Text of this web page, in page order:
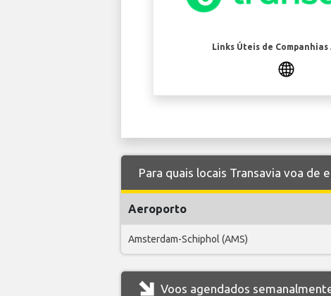
Links Úteis de Companhias
Para quais locais Transavia voa de
Aeroporto
Amsterdam-Schiphol (AMS)
Voos agendados